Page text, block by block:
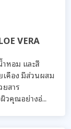
VERA
ำหอม และสี
เคือง มีส่วนผสม
ยสาร
วคุณอย่างอ่...